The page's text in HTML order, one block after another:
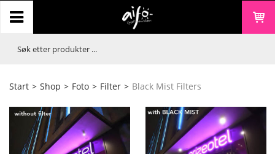
Start > Shop > Foto > Filter > Black Mist Filters